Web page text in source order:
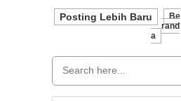
Posting Lebih Baru
Be
Rand
A